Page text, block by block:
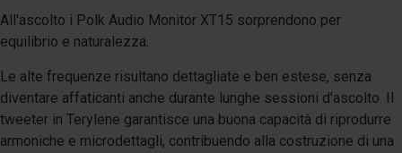
All'ascolto i Polk Audio Monitor XT15 sorprendono per
equilibrio e naturalezza.
Le alte frequenze risultano dettagliate e ben estese, senza
diventare affaticanti anche durante lunghe sessioni d'ascolto. Il
tweeter in Terylene garantisce una buona capacità di riprodurre
armoniche e microdettagli, contribuendo alla costruzione di una